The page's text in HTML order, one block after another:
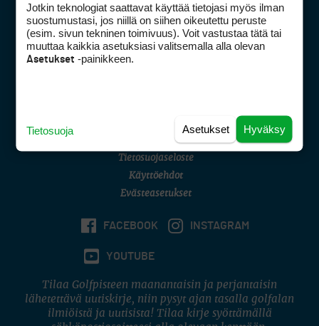
Golfpisteen yhteystiedot
DSA avoimuusraportti
Asiakaspalvelu
(digi) digi@otavamedia.fi
Tietosuojaseloste
Käyttöehdot
Evästeasetukset
FACEBOOK INSTAGRAM
YOUTUBE
Tilaa Golfpisteen maanantaisin ja perjantaisin
lähetettävä uutiskirje, niin pysyt ajan tasalla golfalan
ilmiöistä ja uutisista! Tilaa kirje syöttämällä
Jotkin teknologiat saattavat käyttää tietojasi myös ilman
suostumustasi, jos niillä on siihen oikeutettu peruste
(esim. sivun tekninen toimivuus). Voit vastustaa tätä tai
muuttaa kaikkia asetuksiasi valitsemalla alla olevan
Asetukset -painikkeen.
Hyväksy
Asetukset
Tietosuoja